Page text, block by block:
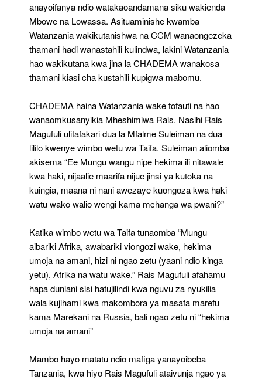
anayoifanya ndio watakaoandamana siku wakienda
Mbowe na Lowassa. Asituaminishe kwamba
Watanzania wakikutanishwa na CCM wanaongezeka
thamani hadi wanastahili kulindwa, lakini Watanzania
hao wakikutana kwa jina la CHADEMA wanakosa
thamani kiasi cha kustahili kupigwa mabomu.
CHADEMA haina Watanzania wake tofauti na hao
wanaomkusanyikia Mheshimiwa Rais. Nasihi Rais
Magufuli ulitafakari dua la Mfalme Suleiman na dua
lililo kwenye wimbo wetu wa Taifa. Suleiman aliomba
akisema “Ee Mungu wangu nipe hekima ili nitawale
kwa haki, nijaalie maarifa nijue jinsi ya kutoka na
kuingia, maana ni nani awezaye kuongoza kwa haki
watu wako walio wengi kama mchanga wa pwani?”
Katika wimbo wetu wa Taifa tunaomba “Mungu
aibariki Afrika, awabariki viongozi wake, hekima
umoja na amani, hizi ni ngao zetu (yaani ndio kinga
yetu), Afrika na watu wake.” Rais Magufuli afahamu
hapa duniani sisi hatujilindi kwa nguvu za nyukilia
wala kujihami kwa makombora ya masafa marefu
kama Marekani na Russia, bali ngao zetu ni “hekima
umoja na amani”
Mambo hayo matatu ndio mafiga yanayoibeba
Tanzania, kwa hiyo Rais Magufuli ataivunja ngao ya